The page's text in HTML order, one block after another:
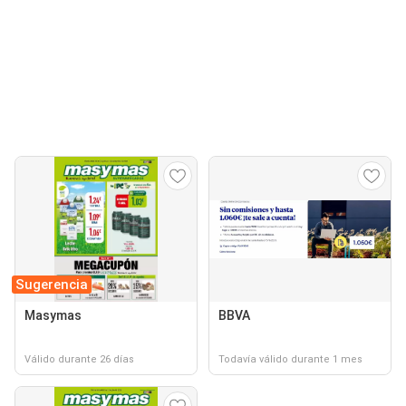
Sugerencia
Masymas
Válido durante 26 días
BBVA
Todavía válido durante 1 mes